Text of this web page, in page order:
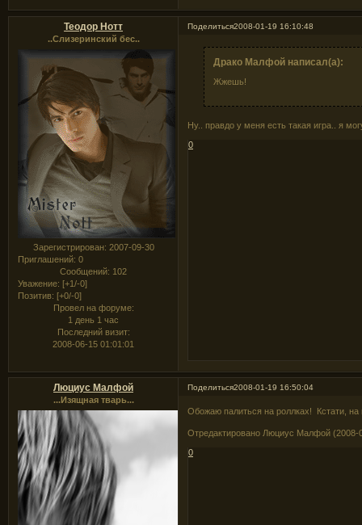
Поделиться2008-01-19 16:10:48
Теодор Нотт
..Слизеринский бес..
Зарегистрирован: 2007-09-30
Приглашений: 0
Сообщений: 102
Уважение: [+1/-0]
Позитив: [+0/-0]
Провел на форуме:
1 день 1 час
Последний визит:
2008-06-15 01:01:01
Драко Малфой написал(а):
Жжешь!
Ну.. правдо у меня есть такая игра.. я
0
Поделиться2008-01-19 16:50:04
Люциус Малфой
...Изящная тварь...
Обожаю палиться на роллках! Кстати,
Отредактировано Люциус Малфой (2008-
0